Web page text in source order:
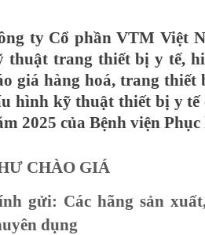
ty Cổ phần VTM Việt
thuật trang thiết bị y tế,
giá hàng hoá, trang
hình kỹ thuật thiết bị y tế
2025 của Bệnh viện
CHÀO GIÁ
gửi: Các hãng sản
dụng